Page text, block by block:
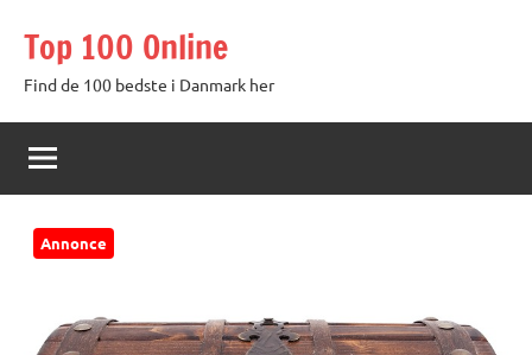
indhold
Top 100 Online
Find de 100 bedste i Danmark her
Annonce